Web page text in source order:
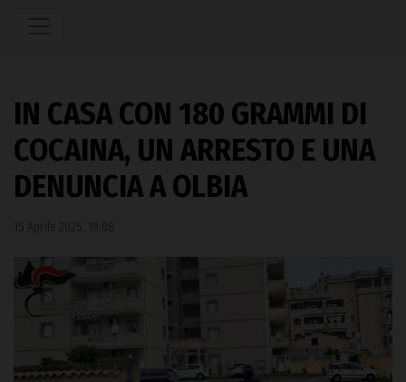
IN CASA CON 180 GRAMMI DI
COCAINA, UN ARRESTO E UNA
DENUNCIA A OLBIA